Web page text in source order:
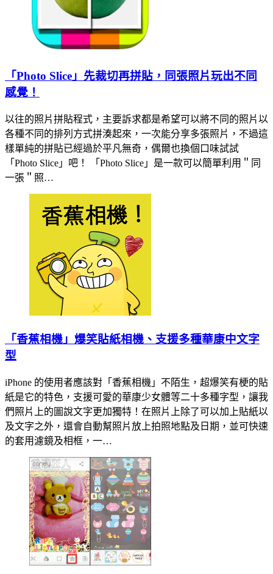
「Photo Slice」先裁切再拼貼，同張照片玩出不同
感覺！
以往的照片拼貼程式，主要訴求都是希望可以將不同的照片以
各種不同的排列方式拼湊起來，一次能分享多張照片，不過這
樣單純的拼貼已經過於平凡無奇，偶爾也換個口味試試
「Photo Slice」吧！ 「Photo Slice」是一款可以簡單利用＂同
一張＂照…
「香蕉相機」爆笑貼紙相機、支援多種華康中文字
型
iPhone 的使用者應該對「香蕉相機」不陌生，超爆笑有梗的貼
紙是它的特色，支援可愛的華康少女體等二十多種字型，讓我
們照片上的圖說文字更加獨特！在照片上除了可以加上貼紙以
及文字之外，還會自動幫照片放上拍照地點及日期，並可快速
的套用濾鏡及相框，一…